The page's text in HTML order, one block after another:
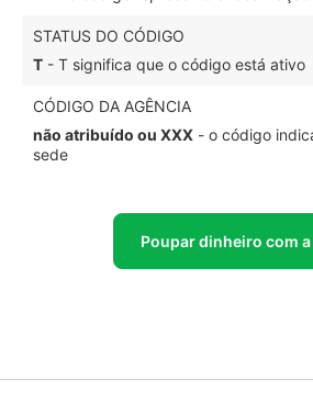
STATUS DO CÓDIGO
T - T significa que o código está ativo
CÓDIGO DA AGÊNCIA
não atribuído ou XXX - o código
sede
Poupar dinheiro com